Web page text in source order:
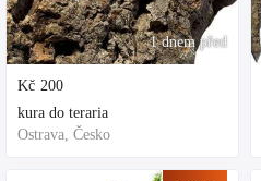
1 dnem před
Kč 200
kura do teraria
Ostrava, Česko